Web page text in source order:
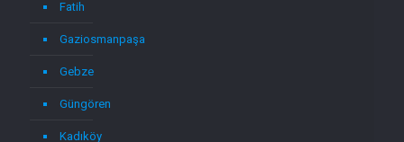
Fatih
Gaziosmanpaşa
Gebze
Güngören
Kadıköy